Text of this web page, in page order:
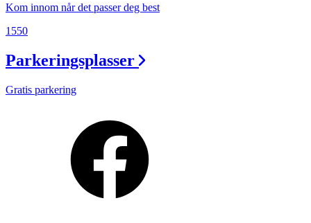
Kom innom når det passer deg best
1550
Parkeringsplasser
Gratis parkering